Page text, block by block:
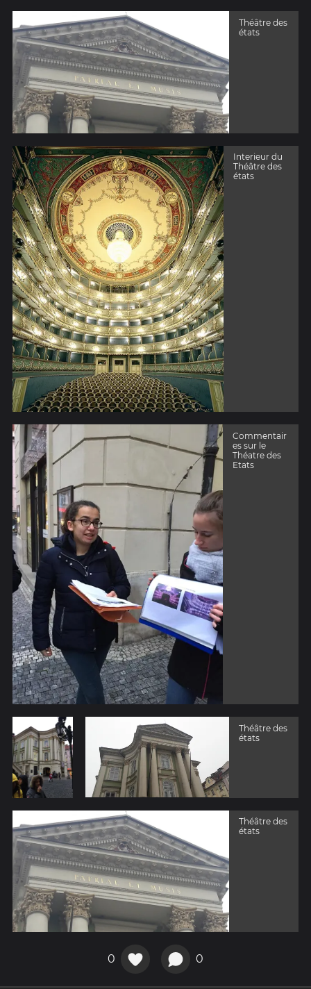
Théâtre des
états
Interieur du
Théâtre des
états
Commentair
es sur le
Théatre des
Etats
Théâtre des
états
Théâtre des
états
0 0